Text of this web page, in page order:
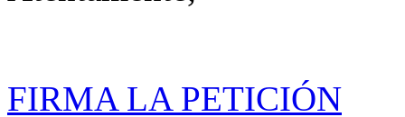
FIRMA LA PETICIÓN